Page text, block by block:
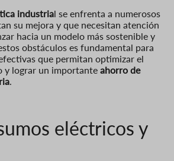
industrial se enfrenta a numerosos
su mejora y que necesitan atención
hacia un modelo más sostenible y
obstáculos es fundamental para
que permitan optimizar el
y lograr un importante ahorro de
.
eléctricos y